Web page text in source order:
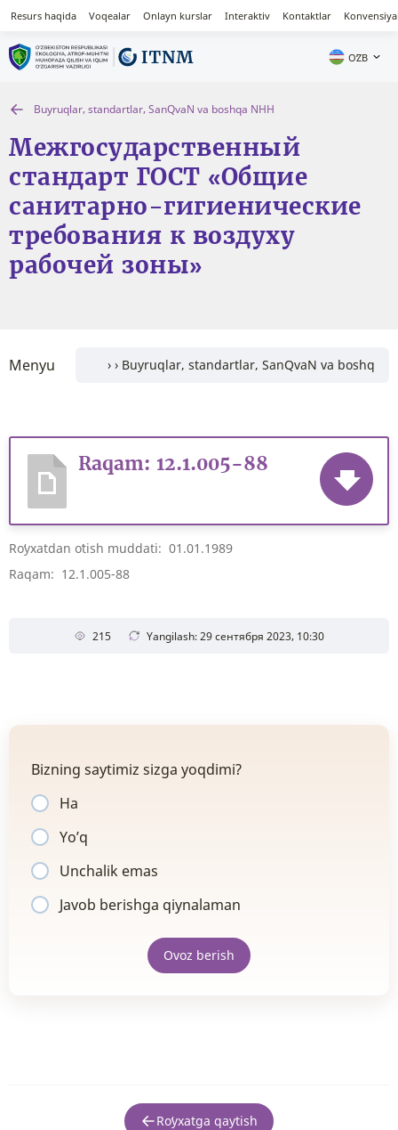
Resurs haqida Voqealar Onlayn kurslar Interaktiv Kontaktlar
OʻZB
Buyruqlar, standartlar, SanQvaN va boshqa NHH
Межгосударственный
стандарт ГОСТ «Общие
санитарно-гигиенические
требования к воздуху
рабочей зоны»
Menyu
Raqam: 12.1.005-88
Roʻyxatdan oʻtish muddati: 01.01.1989
Raqam: 12.1.005-88
215 Yangilash: 29 сентября 2023, 10:30
Bizning saytimiz sizga yoqdimi?
Ha
Yo’q
Unchalik emas
Javob berishga qiynalaman
Ovoz berish
Roʻyxatga qaytish